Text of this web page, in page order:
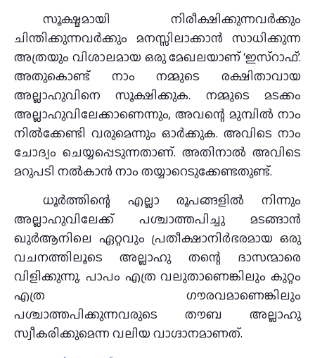
സൂക്ഷ്മമായി നിരീക്ഷിക്കുന്നവർക്കും
ചിന്തിക്കുന്നവർക്കും മനസ്സിലാക്കാൻ സാധിക്കുന്ന
അത്രയും വിശാലമായ ഒരു മേഖലയാണ് ‘ഇസ്‌റാഫ്’.
അതുകൊണ്ട് നാം നമ്മുടെ രക്ഷിതാവായ
അല്ലാഹുവിനെ സൂക്ഷിക്കുക. നമ്മുടെ മടക്കം
അല്ലാഹുവിലേക്കാണെന്നും, അവന്റെ മുമ്പിൽ നാം
നിൽക്കേണ്ടി വരുമെന്നും ഓർക്കുക. അവിടെ നാം
ചോദ്യം ചെയ്യപ്പെടുന്നതാണ്. അതിനാൽ അവിടെ
മറുപടി നൽകാൻ നാം തയ്യാറെടുക്കേണ്ടതുണ്ട്.
ധൂർത്തിന്റെ എല്ലാ രൂപങ്ങളിൽ നിന്നും
അല്ലാഹുവിലേക്ക് പശ്ചാത്തപിച്ചു മടങ്ങാൻ
ഖുർആനിലെ ഏറ്റവും പ്രതീക്ഷാനിർഭരമായ ഒരു
വചനത്തിലൂടെ അല്ലാഹു തന്റെ ദാസന്മാരെ
വിളിക്കുന്നു. പാപം എത്ര വലുതാണെങ്കിലും കുറ്റം
എത്ര ഗൗരവമാണെങ്കിലും
പശ്ചാത്തപിക്കുന്നവരുടെ തൗബ അല്ലാഹു
സ്വീകരിക്കുമെന്ന വലിയ വാഗ്ദാനമാണത്.